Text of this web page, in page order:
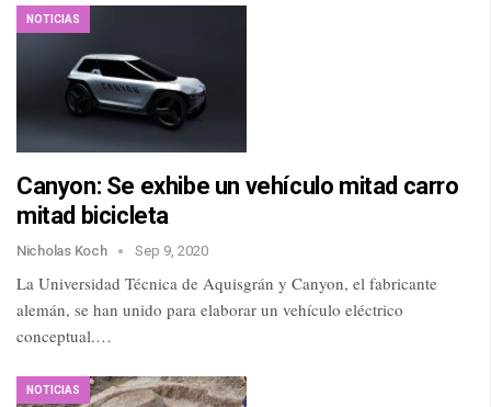
NOTICIAS
Canyon: Se exhibe un vehículo mitad carro
mitad bicicleta
Nicholas Koch Sep 9, 2020
La Universidad Técnica de Aquisgrán y Canyon, el fabricante
alemán, se han unido para elaborar un vehículo eléctrico
conceptual.…
NOTICIAS